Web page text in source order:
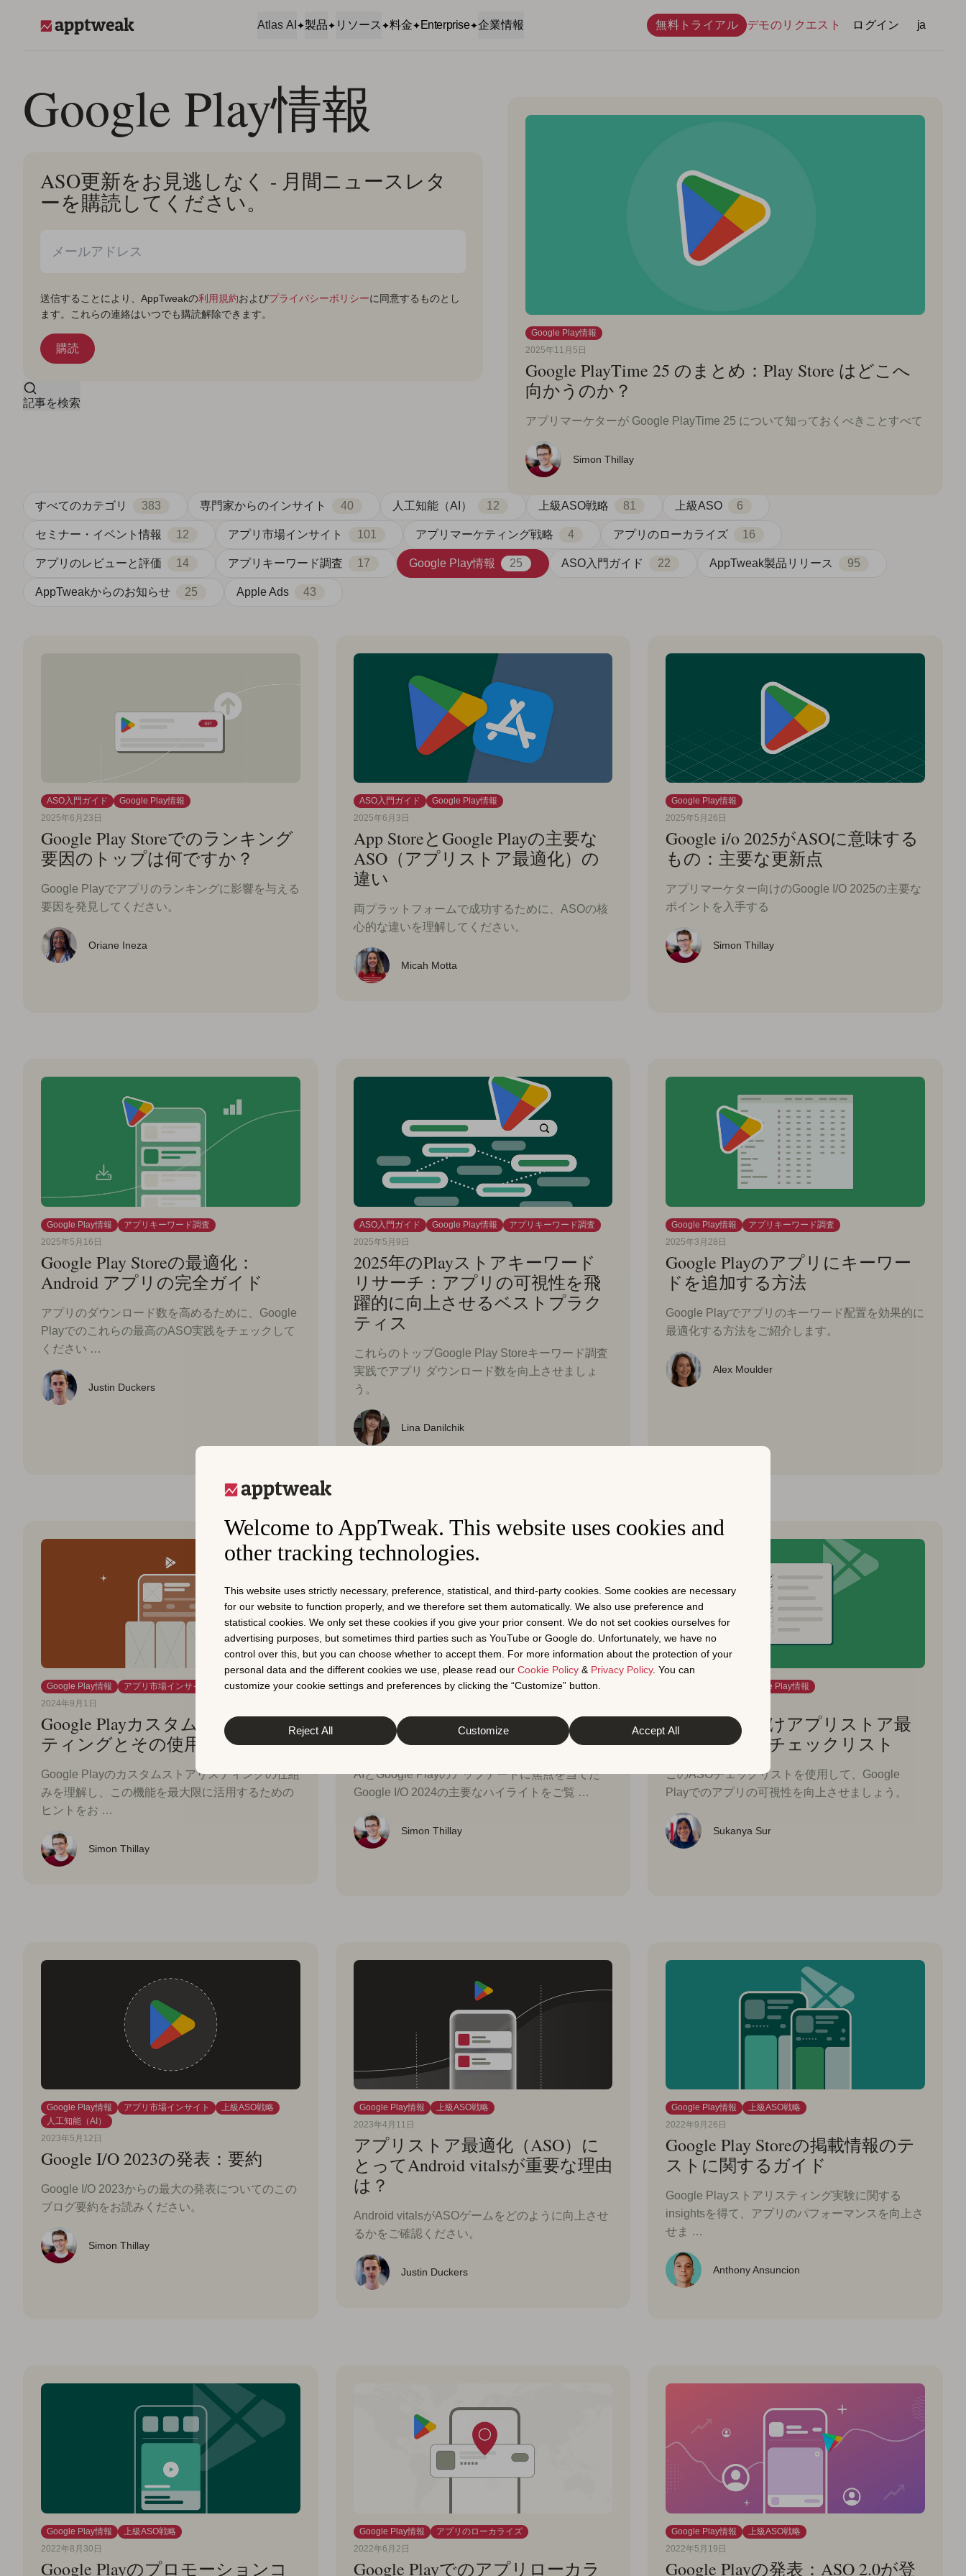
Welcome to AppTweak. This website uses cookies and
other tracking technologies.
This website uses strictly necessary, preference, statistical, and third-party cookies. Some cookies are necessary
for our website to function properly, and we therefore set them automatically. We also use preference and
statistical cookies. We only set these cookies if you give your prior consent. We do not set cookies ourselves for
advertising purposes, but sometimes third parties such as YouTube or Google do. Unfortunately, we have no
control over this, but you can choose whether to accept them. For more information about the protection of your
personal data and the different cookies we use, please read our Cookie Policy & Privacy Policy. You can
customize your cookie settings and preferences by clicking the “Customize” button.
Reject All Customize Accept All
Atlas AI 製品 リソース 料金 Enterprise 企業情報 無料トライアル デモのリクエスト ログイン 言語
ja
Google Play情報
ASO更新をお見逃しなく - 月間ニュースレタ
ーを購読してください。
送信することにより、AppTweakの利用規約およびプライバシーポリシーに同意するものとし
ます。これらの連絡はいつでも購読解除できます。
記事を検索
すべてのカテゴリ 383 専門家からのインサイト 40 人工知能（AI） 12 上級ASO戦略 81 上級ASO 6
セミナー・イベント情報 12 アプリ市場インサイト 101 アプリマーケティング戦略 4 アプリのローカライズ 16
アプリのレビューと評価 14 アプリキーワード調査 17 Google Play情報 25 ASO入門ガイド 22 AppTweak製品リリース 95
AppTweakからのお知らせ 25 Apple Ads 43
Google Play情報
2025年11月5日
Google PlayTime 25 のまとめ：Play Store はどこへ
向かうのか？
アプリマーケターが Google PlayTime 25 について知っておくべきことすべて
Simon Thillay
ASO入門ガイド
Google Play情報
2025年6月23日
Google Play Storeでのランキング
要因のトップは何ですか？
Google Playでアプリのランキングに影響を与える
要因を発見してください。
Oriane Ineza
ASO入門ガイド
Google Play情報
2025年6月3日
App StoreとGoogle Playの主要な
ASO（アプリストア最適化）の
違い
両プラットフォームで成功するために、ASOの核
心的な違いを理解してください。
Micah Motta
Google Play情報
2025年5月26日
Google i/o 2025がASOに意味する
もの：主要な更新点
アプリマーケター向けのGoogle I/O 2025の主要な
ポイントを入手する
Simon Thillay
Google Play情報
アプリキーワード調査
2025年5月16日
Google Play Storeの最適化：
Android アプリの完全ガイド
アプリのダウンロード数を高めるために、Google
Playでのこれらの最高のASO実践をチェックして
ください …
Justin Duckers
ASO入門ガイド Google Play情報
アプリキーワード調査
2025年5月9日
2025年のPlayストアキーワード
リサーチ：アプリの可視性を飛
躍的に向上させるベストプラク
ティス
これらのトップGoogle Play Storeキーワード調査
実践でアプリ ダウンロード数を向上させましょ
う。
Lina Danilchik
Google Play情報
アプリキーワード調査
2025年3月28日
Google Playのアプリにキーワー
ドを追加する方法
Google Playでアプリのキーワード配置を効果的に
最適化する方法をご紹介します。
Alex Moulder
Google Play情報 アプリ市場インサイト
上級ASO戦略
2024年9月1日
Google Playカスタムストアリス
ティングとその使用方法
Google Playのカスタムストアリスティングの仕組
みを理解し、この機能を最大限に活用するための
ヒントをお …
Simon Thillay
Google Play情報 上級ASO戦略
人工知能（AI）
Google I/O 2024 のハイライト：
AIとGoogle Playのアップデート
AIとGoogle Playのアップデートに焦点を当てた
Google I/O 2024の主要なハイライトをご覧 …
Simon Thillay
Google Play情報
Google Play向けアプリストア最
適化（ASO）チェックリスト
このASOチェックリストを使用して、Google
Playでのアプリの可視性を向上させましょう。
Sukanya Sur
Google Play情報 アプリ市場インサイト
上級ASO戦略
人工知能（AI）
2023年5月12日
Google I/O 2023の発表：要約
Google I/O 2023からの最大の発表についてのこの
ブログ要約をお読みください。
Simon Thillay
Google Play情報
上級ASO戦略
2023年4月11日
アプリストア最適化（ASO）に
とってAndroid vitalsが重要な理由
は？
Android vitalsがASOゲームをどのように向上させ
るかをご確認ください。
Justin Duckers
Google Play情報
上級ASO戦略
2022年9月26日
Google Play Storeの掲載情報のテ
ストに関するガイド
Google Playストアリスティング実験に関する
insightsを得て、アプリのパフォーマンスを向上さ
せま …
Anthony Ansuncion
Google Play情報
上級ASO戦略
2022年8月30日
Google Playのプロモーションコ
Google Play情報
アプリのローカライズ
2022年6月2日
Google Playでのアプリローカラ
Google Play情報
上級ASO戦略
2022年5月19日
Google Playの発表：ASO 2.0が登